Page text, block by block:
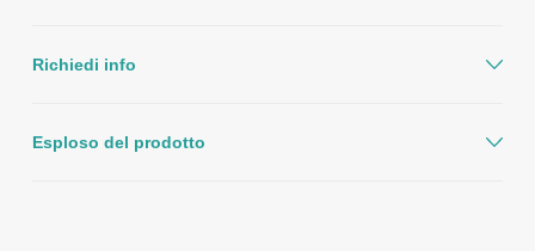
Richiedi info
Esploso del prodotto